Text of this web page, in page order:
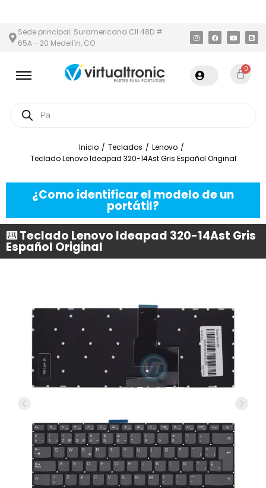
Sede principal: Suramericana Cll 48D #
65A - 20 Medellín, CO
0
Inicio / Teclados / Lenovo /
Teclado Lenovo Ideapad 320-14Ast Gris Español Original
¿Como identificar el modelo de un
portátil?
⌨️ Teclado Lenovo Ideapad 320-14Ast Gris
Español Original